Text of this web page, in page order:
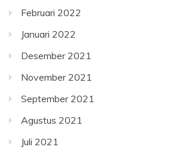
Februari 2022
Januari 2022
Desember 2021
November 2021
September 2021
Agustus 2021
Juli 2021